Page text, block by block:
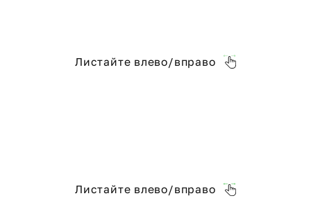
Листайте влево/вправо
Листайте влево/вправо